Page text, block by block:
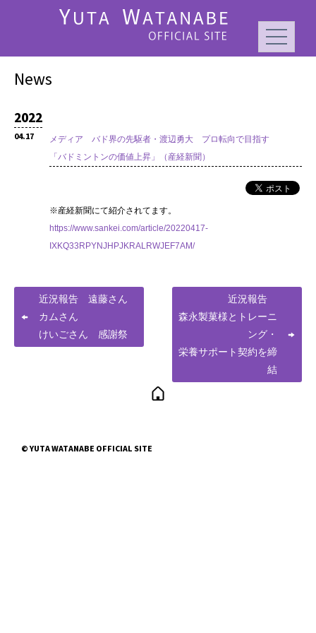
News
2022
04.17
メディア バド界の先駆者・渡辺勇大 プロ転向で目指す
「バドミントンの価値上昇」（産経新聞）
※産経新聞にて紹介されてます。
https://www.sankei.com/article/20220417-
IXKQ33RPYNJHPJKRALRWJEF7AM/
近況報告 遠藤さん
カムさん
けいごさん 感謝祭
近況報告
森永製菓様とトレーニ
ング・
栄養サポート契約を締
結
© YUTA WATANABE OFFICIAL SITE